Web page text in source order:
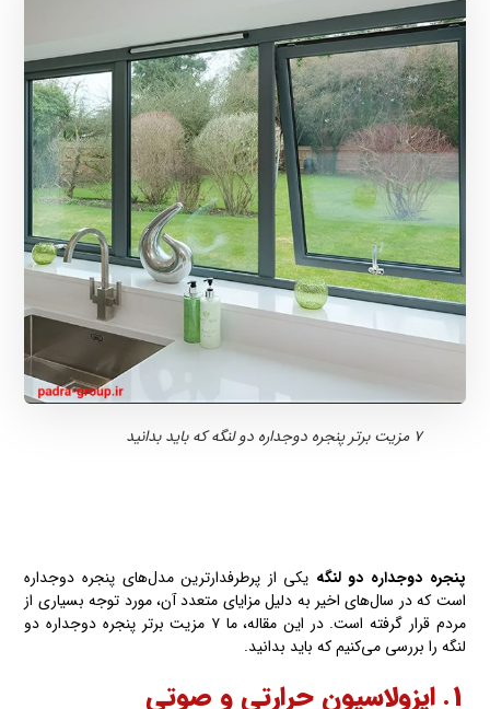
۷ مزیت برتر پنجره دوجداره دو لنگه که باید بدانید
پنجره دوجداره دو لنگه یکی از پرطرفدارترین مدل‌های پنجره دوجداره
است که در سال‌های اخیر به دلیل مزایای متعدد آن، مورد توجه بسیاری از
مردم قرار گرفته‌ است. در این مقاله، ما ۷ مزیت برتر پنجره دوجداره دو
لنگه را بررسی می‌کنیم که باید بدانید.
۱. ایزولاسیون حرارتی و صوتی